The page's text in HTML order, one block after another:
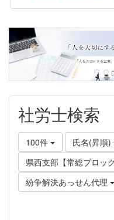
社労士検索
100件
氏名(昇順)
県西支部【常総ブロッ
紛争解決あっせん代理